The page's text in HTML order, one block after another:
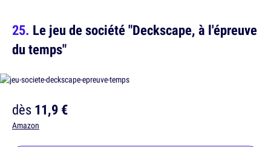
Le jeu de société "Deckscape, à l'épreuve
du temps"
dès11,9 €
Amazon